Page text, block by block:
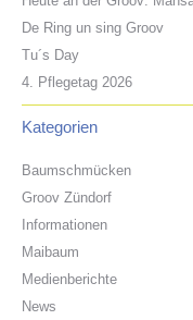
De Ring un sing Groov
Tu´s Day
4. Pflegetag 2026
Kategorien
Baumschmücken
Groov Zündorf
Informationen
Maibaum
Medienberichte
News